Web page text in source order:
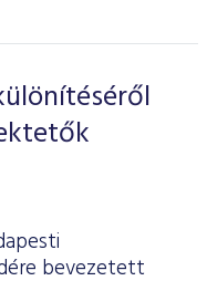
bevezetett